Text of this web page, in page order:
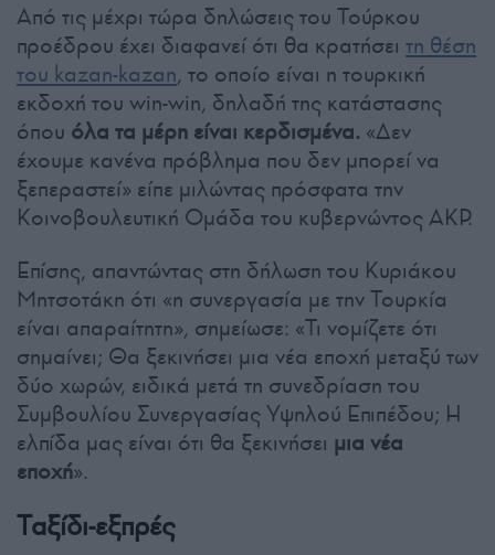
Από τις μέχρι τώρα δηλώσεις του Τούρκου
προέδρου έχει διαφανεί ότι θα κρατήσει τη θέση
του kazan-kazan, το οποίο είναι η τουρκική
εκδοχή του win-win, δηλαδή της κατάστασης
όπου όλα τα μέρη είναι κερδισμένα. «Δεν
έχουμε κανένα πρόβλημα που δεν μπορεί να
ξεπεραστεί» είπε μιλώντας πρόσφατα την
Κοινοβουλευτική Ομάδα του κυβερνώντος AKP.
Επίσης, απαντώντας στη δήλωση του Κυριάκου
Μητσοτάκη ότι «η συνεργασία με την Τουρκία
είναι απαραίτητη», σημείωσε: «Τι νομίζετε ότι
σημαίνει; Θα ξεκινήσει μια νέα εποχή μεταξύ των
δύο χωρών, ειδικά μετά τη συνεδρίαση του
Συμβουλίου Συνεργασίας Υψηλού Επιπέδου; Η
ελπίδα μας είναι ότι θα ξεκινήσει μια νέα
εποχή».
Ταξίδι-εξπρές